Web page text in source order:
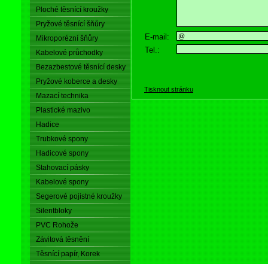
Ploché těsnící kroužky
Pryžové těsnící šňůry
Mikroporézní šňůry
Kabelové průchodky
Bezazbestové těsnící desky
Pryžové koberce a desky
Mazací technika
Plastické mazivo
Hadice
Trubkové spony
Hadicové spony
Stahovací pásky
Kabelové spony
Segerové pojistné kroužky
Silentbloky
PVC Rohože
Závitová těsnění
Těsnící papír, Korek
E-mail:
Tel.:
Tisknout stránku